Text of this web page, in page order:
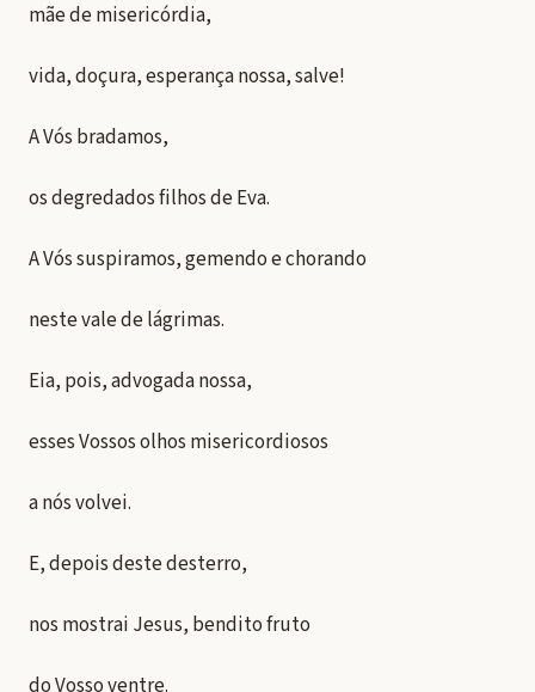
mãe de misericórdia,
vida, doçura, esperança nossa, salve!
A Vós bradamos,
os degredados filhos de Eva.
A Vós suspiramos, gemendo e chorando
neste vale de lágrimas.
Eia, pois, advogada nossa,
esses Vossos olhos misericordiosos
a nós volvei.
E, depois deste desterro,
nos mostrai Jesus, bendito fruto
do Vosso ventre.